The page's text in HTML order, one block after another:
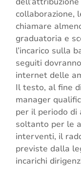
collaborazione,
chiamare
graduatoria e
l’incarico sulla
seguiti
internet delle
Il testo, al fine
manager
per il periodo di
soltanto per le
interventi, il
previste dalla
incarichi